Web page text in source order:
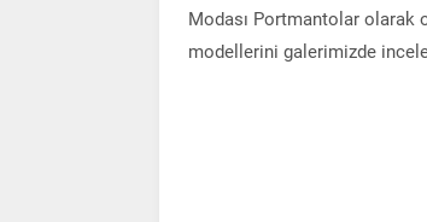
Modası Portmantolar olarak
modellerini galerimizde